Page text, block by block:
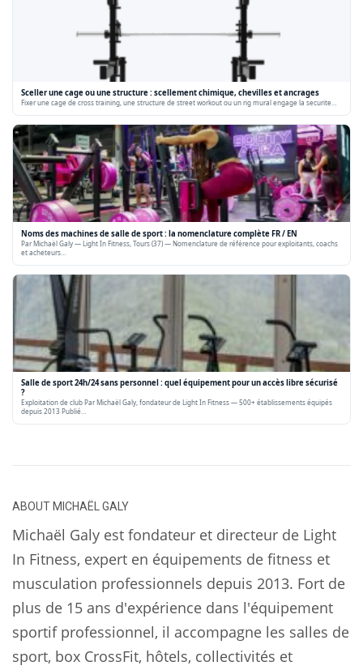
Sceller une cage ou une structure : scellement chimique, chevilles et ancrages
Fixer une cage de cross training, une structure de street workout ou un rig mural engage la securite…
Noms des machines de salle de sport : la nomenclature complète FR / EN
Par Michaël Galy — Light In Fitness, Tours (37) — Nomenclature de référence pour exploitants, coachs
et acheteurs…
Salle de sport 24h/24 sans personnel : quel équipement pour un accès libre sécurisé
?
Exploitation de club Par Michaël Galy, fondateur de Light In Fitness — 500+ établissements équipés
depuis 2013 Publié…
ABOUT MICHAËL GALY
Michaël Galy est fondateur et directeur de Light
In Fitness, expert en équipements de fitness et
musculation professionnels depuis 2013. Fort de
plus de 15 ans d'expérience dans l'équipement
sportif professionnel, il accompagne les salles de
sport, box CrossFit, hôtels, collectivités et